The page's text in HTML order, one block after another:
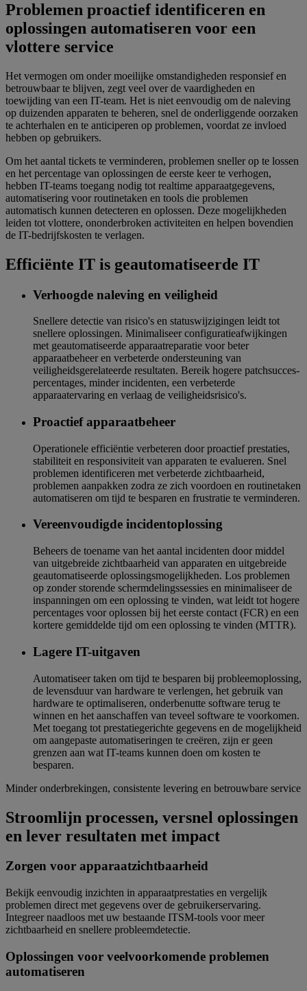
Problemen proactief identificeren en
oplossingen automatiseren voor een
vlottere service
Het vermogen om onder moeilijke omstandigheden responsief en
betrouwbaar te blijven, zegt veel over de vaardigheden en
toewijding van een IT-team. Het is niet eenvoudig om de naleving
op duizenden apparaten te beheren, snel de onderliggende oorzaken
te achterhalen en te anticiperen op problemen, voordat ze invloed
hebben op gebruikers.
Om het aantal tickets te verminderen, problemen sneller op te lossen
en het percentage van oplossingen de eerste keer te verhogen,
hebben IT-teams toegang nodig tot realtime apparaatgegevens,
automatisering voor routinetaken en tools die problemen
automatisch kunnen detecteren en oplossen. Deze mogelijkheden
leiden tot vlottere, ononderbroken activiteiten en helpen bovendien
de IT-bedrijfskosten te verlagen.
Efficiënte IT is geautomatiseerde IT
Verhoogde naleving en veiligheid
Snellere detectie van risico's en statuswijzigingen leidt tot
snellere oplossingen. Minimaliseer configuratieafwijkingen
met geautomatiseerde apparaatreparatie voor beter
apparaatbeheer en verbeterde ondersteuning van
veiligheidsgerelateerde resultaten. Bereik hogere patchsucces-
percentages, minder incidenten, een verbeterde
apparaatervaring en verlaag de veiligheidsrisico's.
Proactief apparaatbeheer
Operationele efficiëntie verbeteren door proactief prestaties,
stabiliteit en responsiviteit van apparaten te evalueren. Snel
problemen identificeren met verbeterde zichtbaarheid,
problemen aanpakken zodra ze zich voordoen en routinetaken
automatiseren om tijd te besparen en frustratie te verminderen.
Vereenvoudigde incidentoplossing
Beheers de toename van het aantal incidenten door middel
van uitgebreide zichtbaarheid van apparaten en uitgebreide
geautomatiseerde oplossingsmogelijkheden. Los problemen
op zonder storende schermdelingssessies en minimaliseer de
inspanningen om een oplossing te vinden, wat leidt tot hogere
percentages voor oplossen bij het eerste contact (FCR) en een
kortere gemiddelde tijd om een oplossing te vinden (MTTR).
Lagere IT-uitgaven
Automatiseer taken om tijd te besparen bij probleemoplossing,
de levensduur van hardware te verlengen, het gebruik van
hardware te optimaliseren, onderbenutte software terug te
winnen en het aanschaffen van teveel software te voorkomen.
Met toegang tot prestatiegerichte gegevens en de mogelijkheid
om aangepaste automatiseringen te creëren, zijn er geen
grenzen aan wat IT-teams kunnen doen om kosten te
besparen.
Minder onderbrekingen, consistente levering en betrouwbare service
Stroomlijn processen, versnel oplossingen
en lever resultaten met impact
Zorgen voor apparaatzichtbaarheid
Bekijk eenvoudig inzichten in apparaatprestaties en vergelijk
problemen direct met gegevens over de gebruikerservaring.
Integreer naadloos met uw bestaande ITSM-tools voor meer
zichtbaarheid en snellere probleemdetectie.
Oplossingen voor veelvoorkomende problemen
automatiseren